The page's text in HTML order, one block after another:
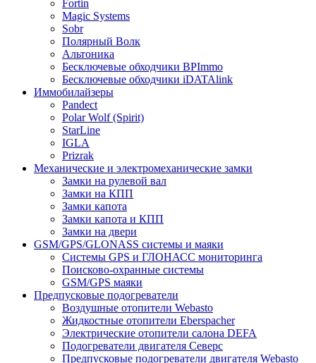
Fortin
Magic Systems
Sobr
Полярный Волк
Альтоника
Бесключевые обходчики BPImmo
Бесключевые обходчики iDATAlink
Иммобилайзеры
Pandect
Polar Wolf (Spirit)
StarLine
IGLA
Prizrak
Механические и электромеханические замки
Замки на рулевой вал
Замки на КПП
Замки капота
Замки капота и КПП
Замки на двери
GSM/GPS/GLONASS системы и маяки
Системы GPS и ГЛОНАСС мониторинга
Поисково-охранные системы
GSM/GPS маяки
Предпусковые подогреватели
Воздушные отопители Webasto
Жидкостные отопители Eberspacher
Электрические отопители салона DEFA
Подогреватели двигателя Северс
Предпусковые подогреватели двигателя Webasto